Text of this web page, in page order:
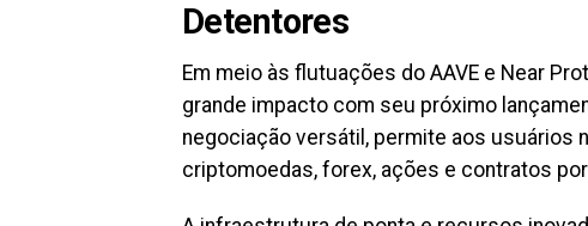
Detentores
Em meio às flutuações do AAVE e Near
grande impacto com seu próximo
negociação versátil, permite aos usuários
criptomoedas, forex, ações e contratos